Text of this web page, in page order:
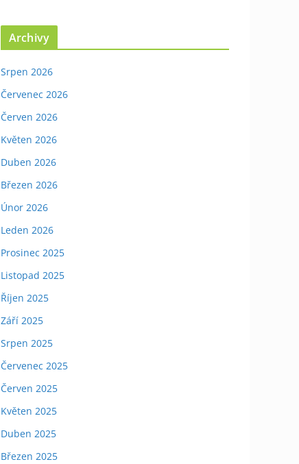
Archivy
Srpen 2026
Červenec 2026
Červen 2026
Květen 2026
Duben 2026
Březen 2026
Únor 2026
Leden 2026
Prosinec 2025
Listopad 2025
Říjen 2025
Září 2025
Srpen 2025
Červenec 2025
Červen 2025
Květen 2025
Duben 2025
Březen 2025